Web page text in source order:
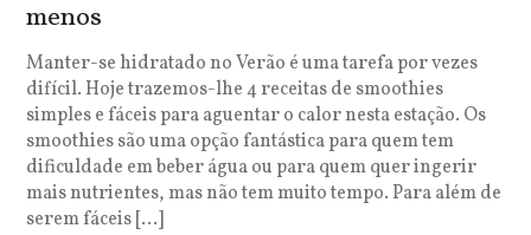
menos
Manter-se hidratado no Verão é uma tarefa por vezes
difícil. Hoje trazemos-lhe 4 receitas de smoothies
simples e fáceis para aguentar o calor nesta estação. Os
smoothies são uma opção fantástica para quem tem
dificuldade em beber água ou para quem quer ingerir
mais nutrientes, mas não tem muito tempo. Para além de
serem fáceis […]